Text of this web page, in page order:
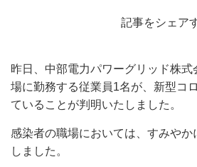
記事をシェア
昨日、中部電力パワーグリッド株
場に勤務する従業員1名が、新型コ
ていることが判明いたしました。
感染者の職場においては、すみやか
しました。